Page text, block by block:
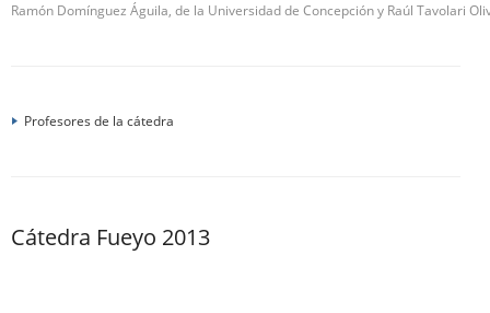
Ramón Domínguez Águila, de la Universidad de Concepción y Raúl Tavolari
Profesores de la cátedra
Cátedra Fueyo 2013